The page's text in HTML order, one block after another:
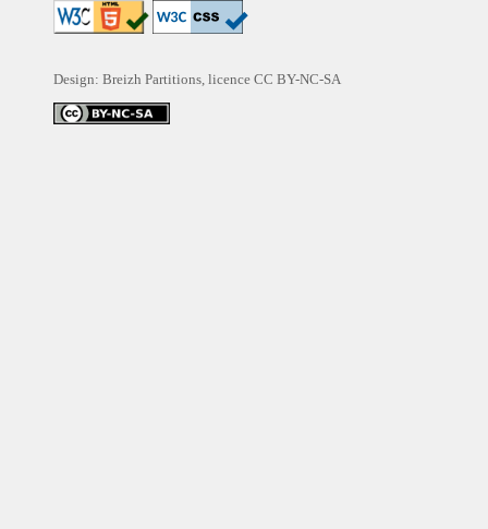
Design: Breizh Partitions, licence CC BY-NC-SA